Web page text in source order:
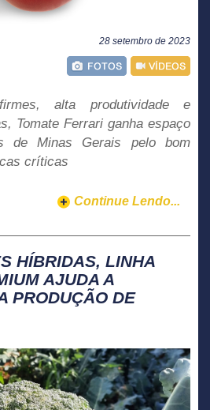
28 setembro de 2023
alta produtividade e
Tomate Ferrari ganha espaço
de Minas Gerais pelo bom
críticas
Continue Lendo...
HÍBRIDAS, LINHA
AJUDA A
PRODUÇÃO DE